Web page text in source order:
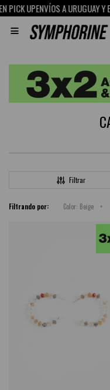
PICK UPENVÍOS A URUGUAY Y

Filtrando por: Color: Beige